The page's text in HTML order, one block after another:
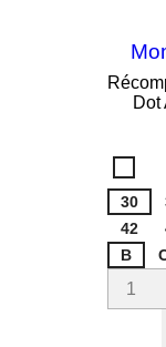
Dot
006
30
42
B